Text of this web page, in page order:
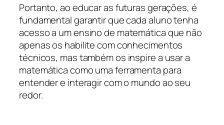
Portanto, ao educar as futuras gerações, é
fundamental garantir que cada aluno tenha
acesso a um ensino de matemática que não
apenas os habilite com conhecimentos
técnicos, mas também os inspire a usar a
matemática como uma ferramenta para
entender e interagir com o mundo ao seu
redor.